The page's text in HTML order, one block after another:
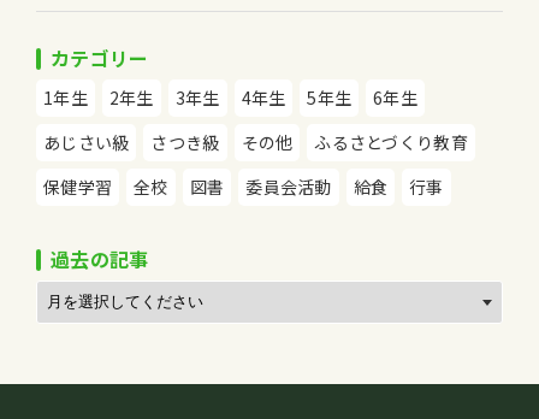
カテゴリー
1年生 2年生 3年生 4年生 5年生
6年生
あじさい級
さつき級 その他
ふるさとづくり教育
保健学習
全校 図書 委員会活動 給食 行事
過去の記事